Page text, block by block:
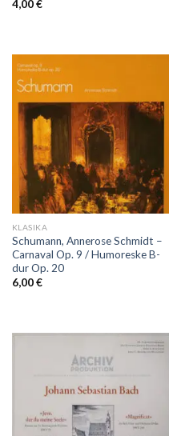
4,00€
KLASIKA
Schumann, Annerose Schmidt –
Carnaval Op. 9 / Humoreske B-
dur Op. 20
6,00€